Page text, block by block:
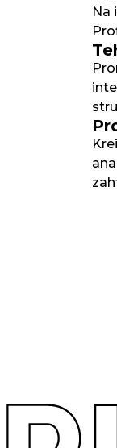
Na